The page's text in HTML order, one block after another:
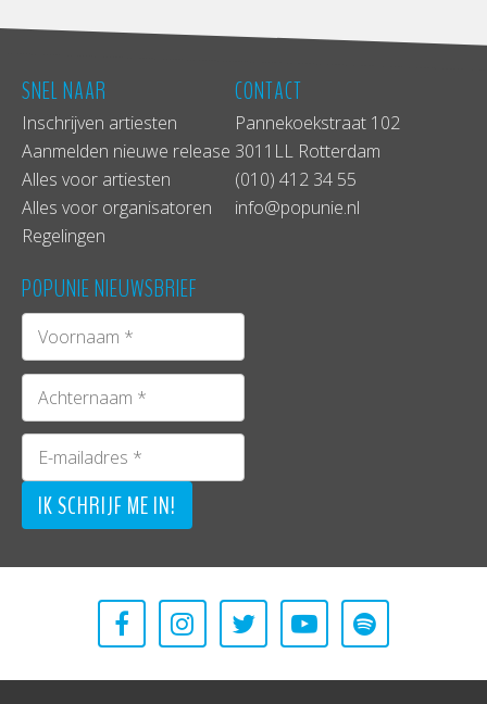
SNEL NAAR
Inschrijven artiesten
Aanmelden nieuwe release
Alles voor artiesten
Alles voor organisatoren
Regelingen
CONTACT
Pannekoekstraat 102
3011LL Rotterdam
(010) 412 34 55
info@popunie.nl
POPUNIE NIEUWSBRIEF